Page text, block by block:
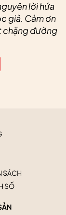
lời hứa
giả. Cảm ơn
chặng đường
SÁCH
SỐ